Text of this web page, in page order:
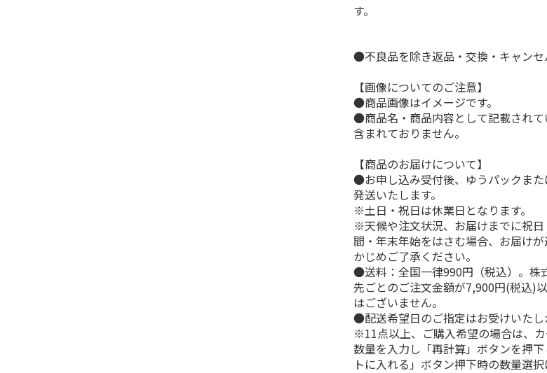
す。
●不良品を除き返品・交換・キャンセ
【画像についてのご注意】
●商品画像はイメージです。
●商品名・商品内容として記載され
含まれておりません。
【商品のお届けについて】
●お申し込み受付後、ゆうパックま
発送いたします。
※土日・祝日は休業日となります。
※天候や注文状況、お届けまでに祝
間・年末年始をはさむ場合、お届け
かじめご了承ください。
●送料：全国一律990円（税込）。株
先ごとのご注文金額が7,900円(税込)
はございません。
●配送希望日のご指定はお受けいたし
※11点以上、ご購入希望の場合は、
数量を入力し「再計算」ボタンを押
トに入れる」ボタン押下時の数量選択